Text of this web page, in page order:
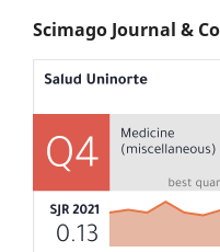
Scimago Journal &